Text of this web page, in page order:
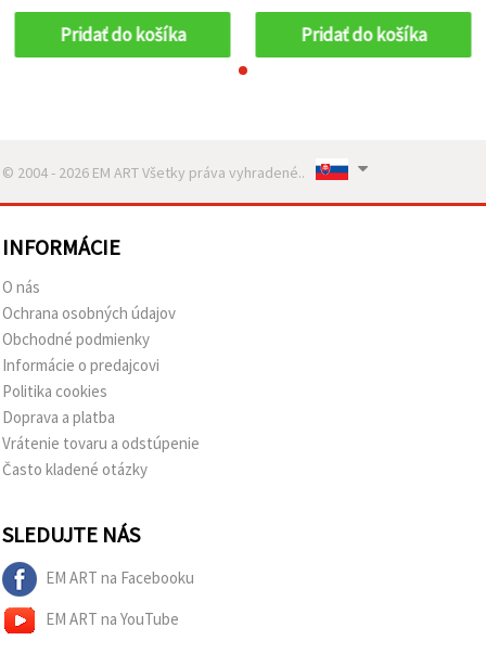
styling vlasov a doplnky
Pridať do košíka
styling vlasov a doplnky
Pridať do košíka
© 2004 - 2026 EM ART Všetky práva vyhradené..
INFORMÁCIE
O nás
Ochrana osobných údajov
Obchodné podmienky
Informácie o predajcovi
Politika cookies
Doprava a platba
Vrátenie tovaru a odstúpenie
Často kladené otázky
SLEDUJTE NÁS
EM ART na Facebooku
EM ART na YouTube